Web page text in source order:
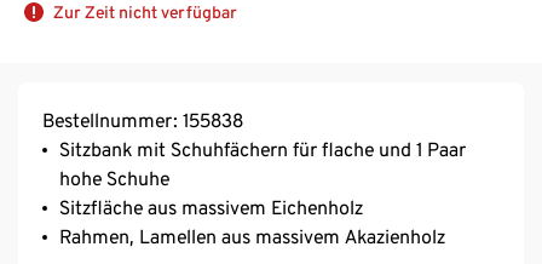
Zur Zeit nicht verfügbar
Bestellnummer: 155838
Sitzbank mit Schuhfächern für flache und 1 Paar
hohe Schuhe
Sitzfläche aus massivem Eichenholz
Rahmen, Lamellen aus massivem Akazienholz